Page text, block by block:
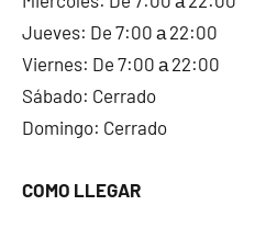
Jueves: De 7:00 а 22:00
Viernes: De 7:00 а 22:00
Sábado: Cerrado
Domingo: Cerrado
COMO LLEGAR